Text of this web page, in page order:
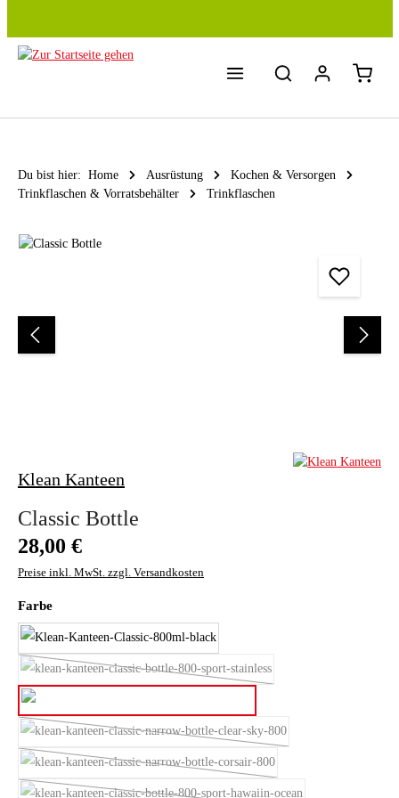
Du bist hier: Home Ausrüstung
Kochen & Versorgen
Trinkflaschen & Vorratsbehälter
Trinkflaschen
Bildergalerie überspringen
Klean Kanteen
Classic Bottle
Regulärer Preis:
28,00 €
Preise inkl. MwSt. zzgl. Versandkosten
Farbeauswählen
brushed Stainless
(Diese Option ist zurzeit nicht verfügbar.)
(Diese Option ist zurzeit nicht verfügbar.)
(Diese Option ist zurzeit nicht verfügbar.)